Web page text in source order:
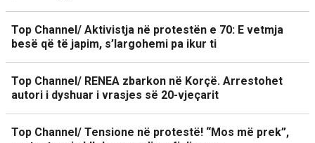
Top Channel/ Aktivistja në protestën e 70: E vetmja
besë që të japim, s’largohemi pa ikur ti
Top Channel/ RENEA zbarkon në Korçë. Arrestohet
autori i dyshuar i vrasjes së 20-vjeçarit
Top Channel/ Tensione në protestë! “Mos më prek”,